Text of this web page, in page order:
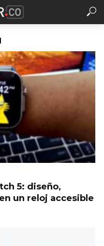
5: diseño,
un reloj accesible